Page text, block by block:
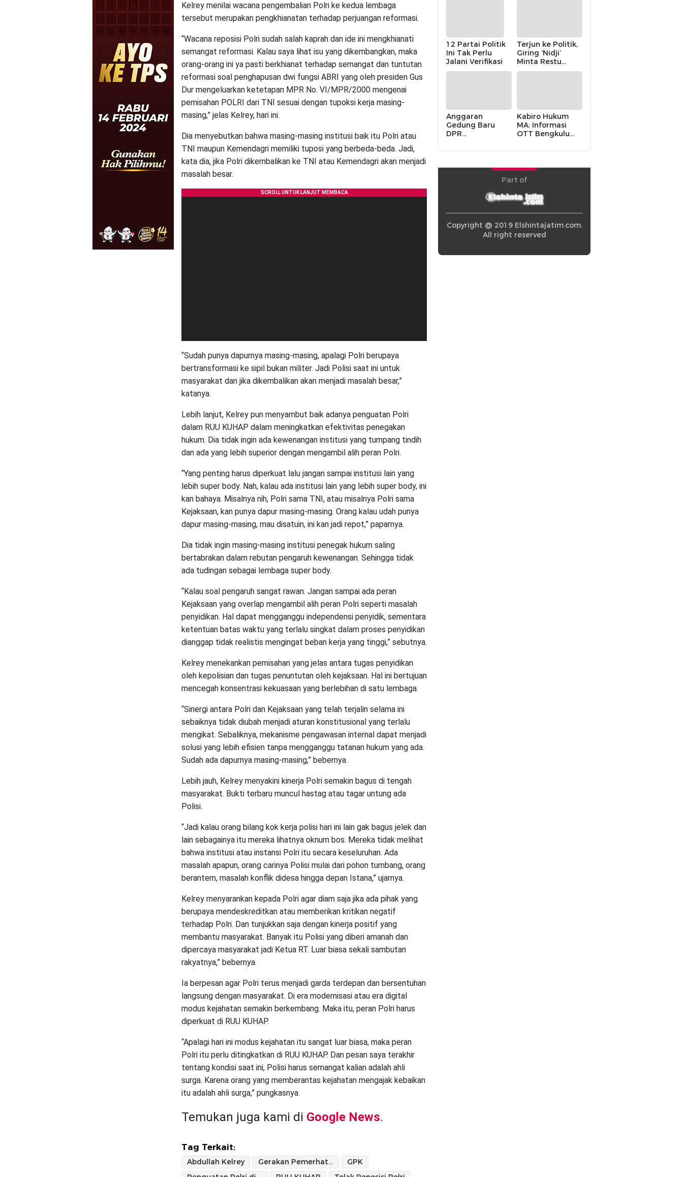
Kelrey menilai wacana pengembalian Polri ke kedua lembaga
tersebut merupakan pengkhianatan terhadap perjuangan reformasi.
“Wacana reposisi Polri sudah salah kaprah dan ide ini mengkhianati
semangat reformasi. Kalau saya lihat isu yang dikembangkan, maka
orang-orang ini ya pasti berkhianat terhadap semangat dan tuntutan
reformasi soal penghapusan dwi fungsi ABRI yang oleh presiden Gus
Dur mengeluarkan ketetapan MPR No. VI/MPR/2000 mengenai
pemisahan POLRI dari TNI sesuai dengan tupoksi kerja masing-
masing,” jelas Kelrey, hari ini.
Dia menyebutkan bahwa masing-masing institusi baik itu Polri atau
TNI maupun Kemendagri memiliki tuposi yang berbeda-beda. Jadi,
kata dia, jika Polri dikembalikan ke TNI atau Kemendagri akan menjadi
masalah besar.
“Sudah punya dapurnya masing-masing, apalagi Polri berupaya
bertransformasi ke sipil bukan militer. Jadi Polisi saat ini untuk
masyarakat dan jika dikembalikan akan menjadi masalah besar,”
katanya.
Lebih lanjut, Kelrey pun menyambut baik adanya penguatan Polri
dalam RUU KUHAP dalam meningkatkan efektivitas penegakan
hukum. Dia tidak ingin ada kewenangan institusi yang tumpang tindih
dan ada yang lebih superior dengan mengambil alih peran Polri.
“Yang penting harus diperkuat lalu jangan sampai institusi lain yang
lebih super body. Nah, kalau ada institusi lain yang lebih super body, ini
kan bahaya. Misalnya nih, Polri sama TNI, atau misalnya Polri sama
Kejaksaan, kan punya dapur masing-masing. Orang kalau udah punya
dapur masing-masing, mau disatuin, ini kan jadi repot,” paparnya.
Dia tidak ingin masing-masing institusi penegak hukum saling
bertabrakan dalam rebutan pengaruh kewenangan. Sehingga tidak
ada tudingan sebagai lembaga super body.
“Kalau soal pengaruh sangat rawan. Jangan sampai ada peran
Kejaksaan yang overlap mengambil alih peran Polri seperti masalah
penyidikan. Hal dapat mengganggu independensi penyidik, sementara
ketentuan batas waktu yang terlalu singkat dalam proses penyidikan
dianggap tidak realistis mengingat beban kerja yang tinggi,” sebutnya.
Kelrey menekankan pemisahan yang jelas antara tugas penyidikan
oleh kepolisian dan tugas penuntutan oleh kejaksaan. Hal ini bertujuan
mencegah konsentrasi kekuasaan yang berlebihan di satu lembaga.
“Sinergi antara Polri dan Kejaksaan yang telah terjalin selama ini
sebaiknya tidak diubah menjadi aturan konstitusional yang terlalu
mengikat. Sebaliknya, mekanisme pengawasan internal dapat menjadi
solusi yang lebih efisien tanpa mengganggu tatanan hukum yang ada.
Sudah ada dapurnya masing-masing,” bebernya.
Lebih jauh, Kelrey menyakini kinerja Polri semakin bagus di tengah
masyarakat. Bukti terbaru muncul hastag atau tagar untung ada
Polisi.
“Jadi kalau orang bilang kok kerja polisi hari ini lain gak bagus jelek dan
lain sebagainya itu mereka lihatnya oknum bos. Mereka tidak melihat
bahwa institusi atau instansi Polri itu secara keseluruhan. Ada
masalah apapun, orang carinya Polisi mulai dari pohon tumbang, orang
berantem, masalah konflik didesa hingga depan Istana,” ujarnya.
Kelrey menyarankan kepada Polri agar diam saja jika ada pihak yang
berupaya mendeskreditkan atau memberikan kritikan negatif
terhadap Polri. Dan tunjukkan saja dengan kinerja positif yang
membantu masyarakat. Banyak itu Polisi yang diberi amanah dan
dipercaya masyarakat jadi Ketua RT. Luar biasa sekali sambutan
rakyatnya,” bebernya.
Ia berpesan agar Polri terus menjadi garda terdepan dan bersentuhan
langsung dengan masyarakat. Di era modernisasi atau era digital
modus kejahatan semakin berkembang. Maka itu, peran Polri harus
diperkuat di RUU KUHAP.
“Apalagi hari ini modus kejahatan itu sangat luar biasa, maka peran
Polri itu perlu ditingkatkan di RUU KUHAP. Dan pesan saya terakhir
tentang kondisi saat ini, Polisi harus semangat kalian adalah ahli
surga. Karena orang yang memberantas kejahatan mengajak kebaikan
itu adalah ahli surga,” pungkasnya.
Temukan juga kami di Google News.
Tag Terkait:
Abdullah Kelrey Gerakan Pemerhati Kepolisian
GPK
12 Partai Politik
Ini Tak Perlu
Jalani Verifikasi
Terjun ke Politik,
Giring ‘Nidji’
Minta Restu
Keluarga
Anggaran
Gedung Baru
DPR
Cair karena
Budi” Pemerintah
Kabiro Hukum
MA: Informasi
OTT Bengkulu
Internal MA
Part of
Copyright @ 2019 Elshintajatim.com.
All right reserved